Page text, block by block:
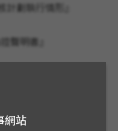
計劃執行情形』
聲明書』
網站